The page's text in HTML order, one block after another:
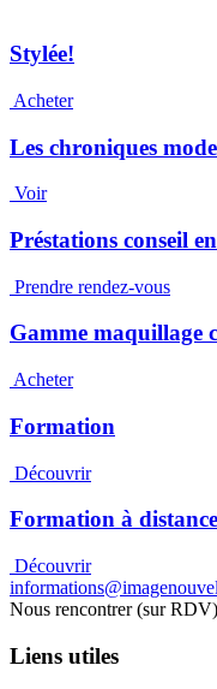
Stylée!
Acheter
Les chroniques
Voir
Préstations conseil
Prendre rendez-vous
Gamme maquillage
Acheter
Formation
Découvrir
Formation à distance
Découvrir
Nous rencontrer (sur RDV)
Liens utiles